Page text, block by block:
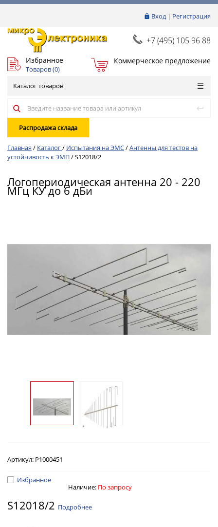
Вход| Регистрация
+7 (495) 105 96 88
Избранное
Товаров (0)
Коммерческое предложение
Каталог товаров
Распродажа склада
Главная / Каталог/ Испытания на ЭМС/Антенны для тестов на
устойчивость к ЭМП/S12018/2
Логопериодическая антенна 20 - 220
МГц КУ до 6 дБи
Артикул: Р1000451
Избранное
Наличие: По запросу
S12018/2 Подробнее